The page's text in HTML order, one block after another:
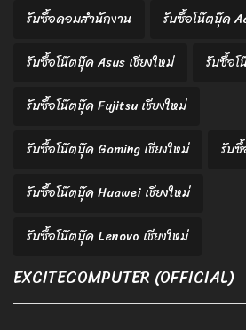
รับซื้อคอมสำนักงาน
รับซื้อโน๊ตบุ๊ค
รับซื้อโน๊ตบุ๊ค Asus เชียงใหม่
รับซื้อโ
รับซื้อโน๊ตบุ๊ค Fujitsu เชียงใหม่
รับซื้อโน๊ตบุ๊ค Gaming เชียงใหม่
รับ
รับซื้อโน๊ตบุ๊ค Huawei เชียงใหม่
รับซื้อโน๊ตบุ๊ค Lenovo เชียงใหม่
EXCITECOMPUTER (OFFICIAL)